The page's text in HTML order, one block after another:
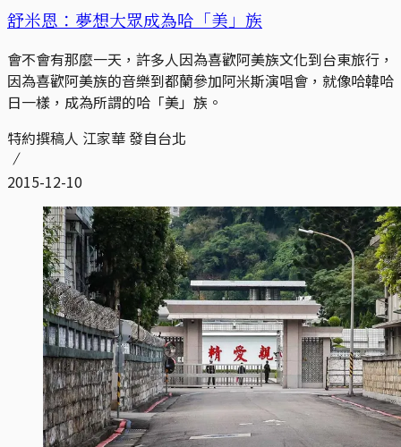
舒米恩：夢想大眾成為哈「美」族
會不會有那麼一天，許多人因為喜歡阿美族文化到台東旅行，
因為喜歡阿美族的音樂到都蘭參加阿米斯演唱會，就像哈韓哈
日一樣，成為所謂的哈「美」族。
特約撰稿人 江家華 發自台北
2015-12-10